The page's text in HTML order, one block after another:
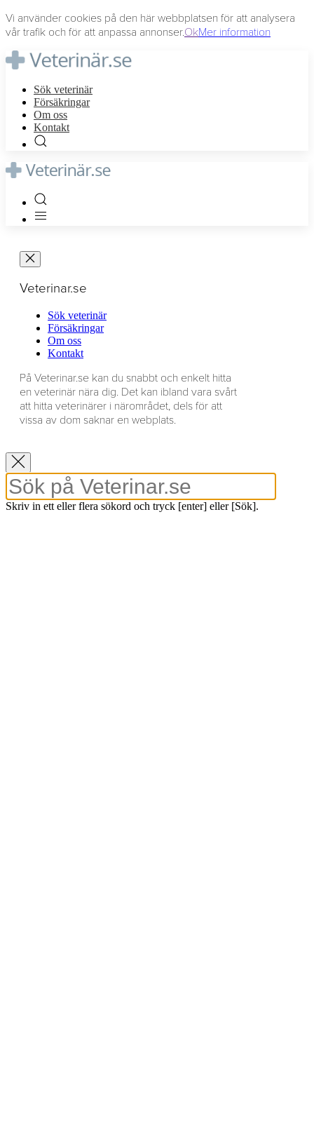
Vi använder cookies på den här webbplatsen för att analysera
vår trafik och för att anpassa annonser.OkMer information
Sök veterinär
Försäkringar
Om oss
Kontakt
Veterinar.se
Sök veterinär
Försäkringar
Om oss
Kontakt
På Veterinar.se kan du snabbt och enkelt hitta
en veterinär nära dig. Det kan ibland vara svårt
att hitta veterinärer i närområdet, dels för att
vissa av dom saknar en webplats.
Skriv in ett eller flera sökord och tryck [enter] eller [Sök].